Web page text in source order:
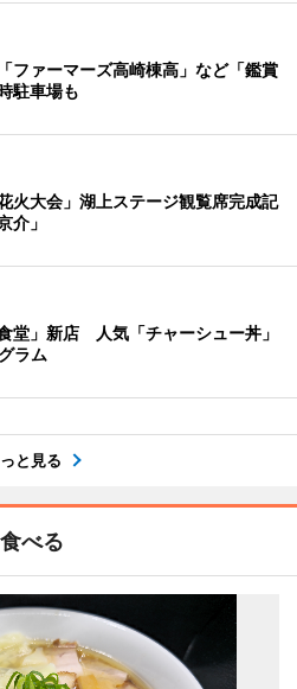
ファーマーズ高崎棟高」など「鑑賞
駐車場も
火大会」湖上ステージ観覧席完成記
介」
堂」新店 人気「チャーシュー丼」
ラム
と見る
食べる